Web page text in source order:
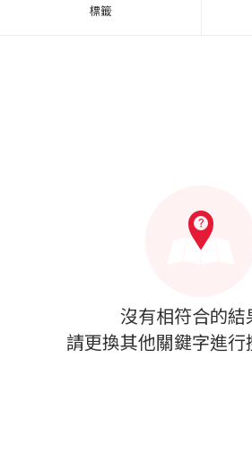
標籤
沒有相符合的結
請更換其他關鍵字進